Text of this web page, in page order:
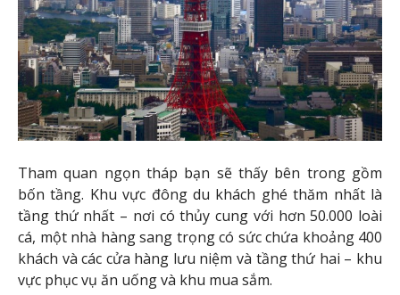
Tham quan ngọn tháp bạn sẽ thấy bên trong gồm
bốn tầng. Khu vực đông du khách ghé thăm nhất là
tầng thứ nhất – nơi có thủy cung với hơn 50.000 loài
cá, một nhà hàng sang trọng có sức chứa khoảng 400
khách và các cửa hàng lưu niệm và tầng thứ hai – khu
vực phục vụ ăn uống và khu mua sắm.